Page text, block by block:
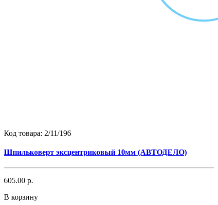
Код товара: 2/11/196
Шпильковерт эксцентриковый 10мм (АВТОДЕЛО)
605.00 р.
В корзину